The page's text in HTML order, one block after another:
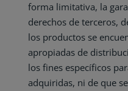
forma limitativa, la
derechos de terceros,
los productos se
apropiadas de
los fines específicos
adquiridas, ni de que